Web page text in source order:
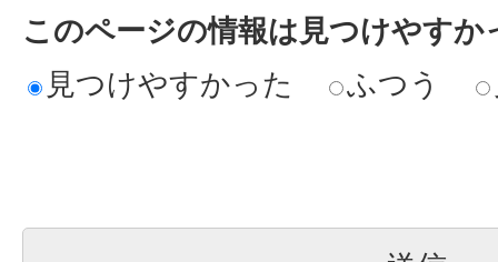
このページの情報は見つけやすか
見つけやすかった
ふつう